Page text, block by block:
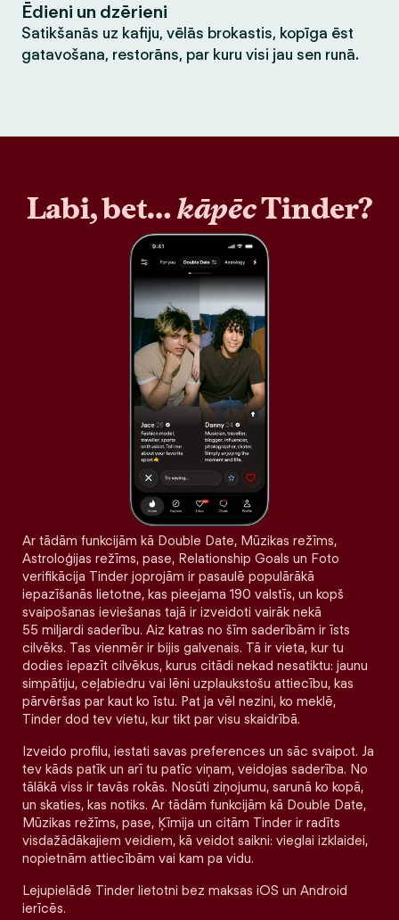
Ēdieni un dzērieni
Satikšanās uz kafiju, vēlās brokastis, kopīga ēst
gatavošana, restorāns, par kuru visi jau sen runā.
Labi, bet…kāpēcTinder?
Ar tādām funkcijām kā Double Date, Mūzikas režīms,
Astroloģijas režīms, pase, Relationship Goals un Foto
verifikācija Tinder joprojām ir pasaulē populārākā
iepazīšanās lietotne, kas pieejama 190 valstīs, un kopš
svaipošanas ieviešanas tajā ir izveidoti vairāk nekā
55 miljardi saderību. Aiz katras no šīm saderībām ir īsts
cilvēks. Tas vienmēr ir bijis galvenais. Tā ir vieta, kur tu
dodies iepazīt cilvēkus, kurus citādi nekad nesatiktu: jaunu
simpātiju, ceļabiedru vai lēni uzplaukstošu attiecību, kas
pārvēršas par kaut ko īstu. Pat ja vēl nezini, ko meklē,
Tinder dod tev vietu, kur tikt par visu skaidrībā.
Izveido profilu, iestati savas preferences un sāc svaipot. Ja
tev kāds patīk un arī tu patīc viņam, veidojas saderība. No
tālākā viss ir tavās rokās. Nosūti ziņojumu, sarunā ko kopā,
un skaties, kas notiks. Ar tādām funkcijām kā Double Date,
Mūzikas režīms, pase, Ķīmija un citām Tinder ir radīts
visdažādākajiem veidiem, kā veidot saikni: vieglai izklaidei,
nopietnām attiecībām vai kam pa vidu.
Lejupielādē Tinder lietotni bez maksas iOS un Android
ierīcēs.